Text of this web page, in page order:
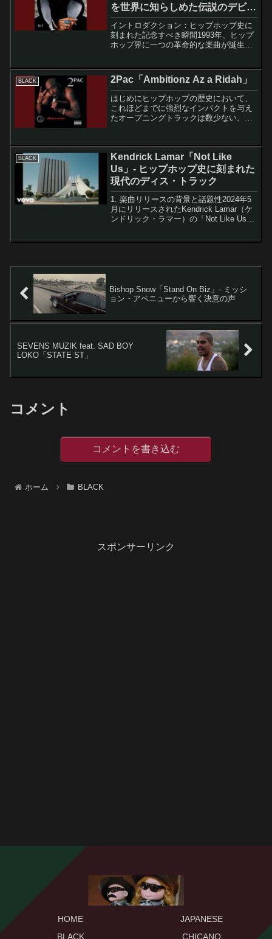
を世界に知らしめた伝説のデビュ
ー曲
イントロダクション：ヒップホップ史に
刻まれた記念すべき瞬間1993年、ヒップ
ホップ界に一つの革命的な楽曲が誕生し
ーシングルを超...
BLACK 2Pac「Ambitionz Az a Ridah」
はじめにヒップホップの歴史において、
これほどまでに強烈なインパクトを与え
たオープニングトラックは数少ない。
のスタジオアルバム「All Eyez...
BLACK
Kendrick Lamar「Not Like
Us」- ヒップホップ史に刻まれた
現代のディス・トラック
1. 楽曲リリースの背景と話題性2024年5
月にリリースされたKendrick Lamar（ケ
ンドリック・ラマー）の「Not Like Us」
Bishop Snow「Stand On Biz」- ミッシ
ョン・アベニューから響く決意の声
SEVENS MUZIK feat. SAD BOY
LOKO「STATE ST」
コメント
コメントを書き込む
ホーム BLACK
スポンサーリンク
HOME
JAPANESE
BLACK
CHICANO